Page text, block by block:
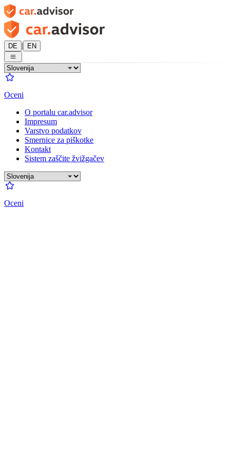
DE | EN
Oceni
O portalu car.advisor
Impresum
Varstvo podatkov
Smernice za piškotke
Kontakt
Sistem zaščite žvižgačev
Oceni